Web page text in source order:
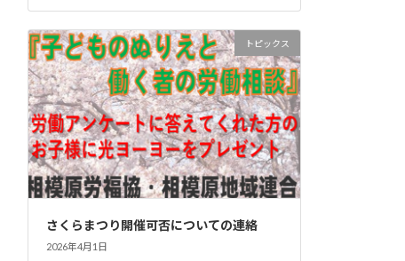
トピックス
さくらまつり開催可否についての連絡
2026年4月1日